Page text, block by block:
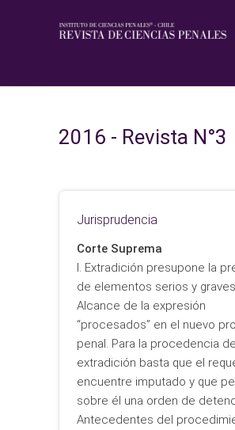
2016 - Revista N°3
Jurisprudencia
Corte Suprema
I. Extradición presupone la
de elementos serios y
Alcance de la expresión
“procesados” en el nuevo
penal. Para la procedencia
extradición basta que el
encuentre imputado y que
sobre él una orden de
Antecedentes del